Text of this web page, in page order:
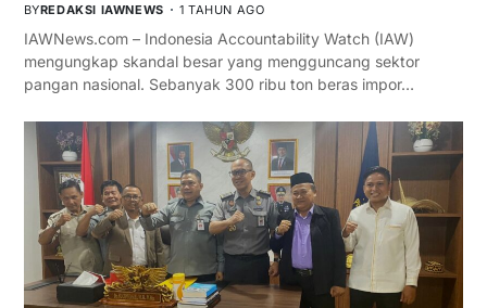
BYREDAKSI IAWNEWS 1 TAHUN AGO
IAWNews.com – Indonesia Accountability Watch (IAW)
mengungkap skandal besar yang mengguncang sektor
pangan nasional. Sebanyak 300 ribu ton beras impor…